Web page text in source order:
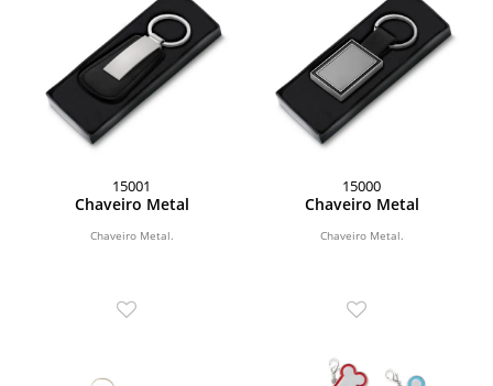
15001
Chaveiro Metal
Chaveiro Metal.
15000
Chaveiro Metal
Chaveiro Metal.